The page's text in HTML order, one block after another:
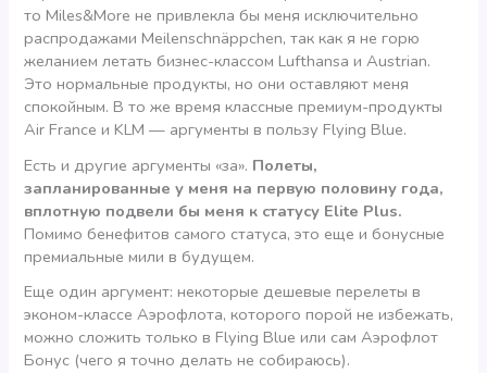
то Miles&Morе не привлекла бы меня исключительно
распродажами Meilenschnäppchen, так как я не горю
желанием летать бизнес-классом Lufthansa и Austrian.
Это нормальные продукты, но они оставляют меня
спокойным. В то же время классные премиум-продукты
Air France и KLM — аргументы в пользу Flying Blue.
Есть и другие аргументы «за». Полеты,
запланированные у меня на первую половину года,
вплотную подвели бы меня к статусу Elite Plus.
Помимо бенефитов самого статуса, это еще и бонусные
премиальные мили в будущем.
Еще один аргумент: некоторые дешевые перелеты в
эконом-классе Аэрофлота, которого порой не избежать,
можно сложить только в Flying Blue или сам Аэрофлот
Бонус (чего я точно делать не собираюсь).